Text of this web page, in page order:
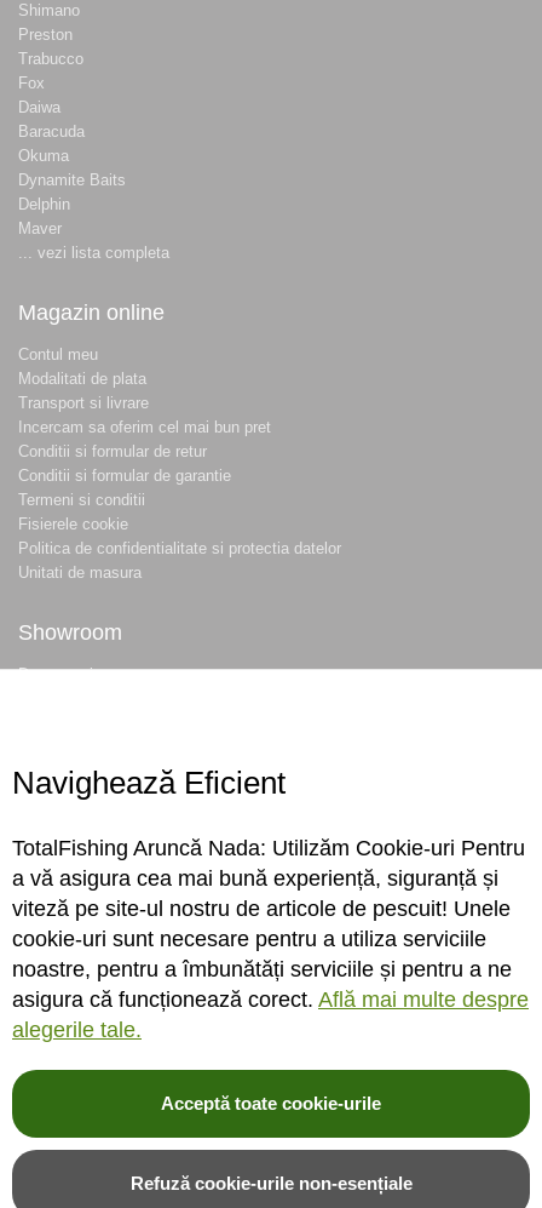
Shimano
Preston
Trabucco
Fox
Daiwa
Baracuda
Okuma
Dynamite Baits
Delphin
Maver
... vezi lista completa
Magazin online
Contul meu
Modalitati de plata
Transport si livrare
Incercam sa oferim cel mai bun pret
Conditii si formular de retur
Conditii si formular de garantie
Termeni si conditii
Fisierele cookie
Politica de confidentialitate si protectia datelor
Unitati de masura
Showroom
Despre noi
Conecteaza-te
Sa ne cunoastem mai bine. Vino alaturi de noi pe reteaua ta preferata. Te
asteptam cu stiri, surprize, concursuri, premii ...
© 2004-2026 TotalFishing SRL. Toate drepturile rezervate. Citititermeni si
fisiere cookie ,politica de confidentialitate si protectia datelor
Navighează Eficient
TotalFishing Aruncă Nada: Utilizăm Cookie-uri Pentru
a vă asigura cea mai bună experiență, siguranță și
viteză pe site-ul nostru de articole de pescuit! Unele
cookie-uri sunt necesare pentru a utiliza serviciile
noastre, pentru a îmbunătăți serviciile și pentru a ne
asigura că funcționează corect. Află mai multe despre
alegerile tale.
Acceptă toate cookie-urile
Refuză cookie-urile non-esențiale